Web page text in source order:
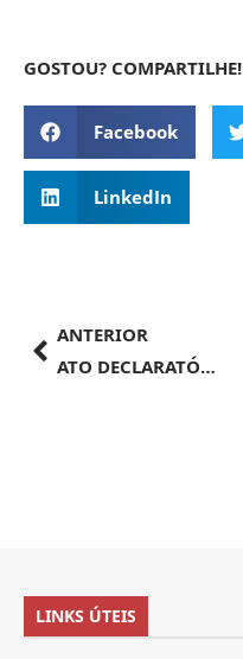
GOSTOU? COMPARTILHE!
Facebook
LinkedIn
ANTERIOR
ATO DECLARATÓRIO EXECUTIVO ALF/CTA Nº 43, DE 27 DE JUNHO DE 2024
LINKS ÚTEIS